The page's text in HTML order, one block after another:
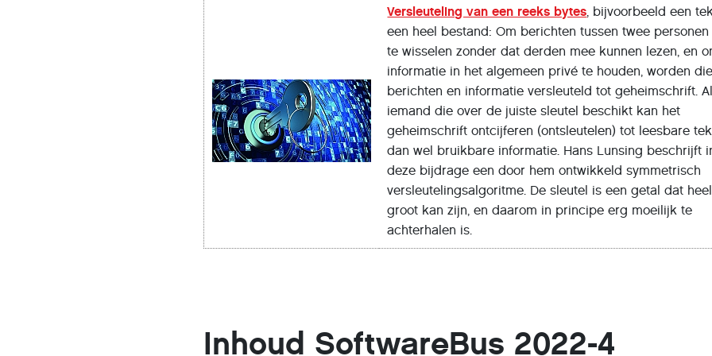
Versleuteling van een reeks bytes, bijvoorbeeld een
een heel bestand: Om berichten tussen twee
te wisselen zonder dat derden mee kunnen lezen, en
informatie in het algemeen privé te houden, worden die
berichten en informatie versleuteld tot geheimschrift.
iemand die over de juiste sleutel beschikt kan het
geheimschrift ontcijferen (ontsleutelen) tot leesbare
dan wel bruikbare informatie. Hans Lunsing beschrijft
deze bijdrage een door hem ontwikkeld symmetrisch
versleutelingsalgoritme. De sleutel is een getal dat heel
groot kan zijn, en daarom in principe erg moeilijk te
achterhalen is.
Inhoud SoftwareBus 2022-4